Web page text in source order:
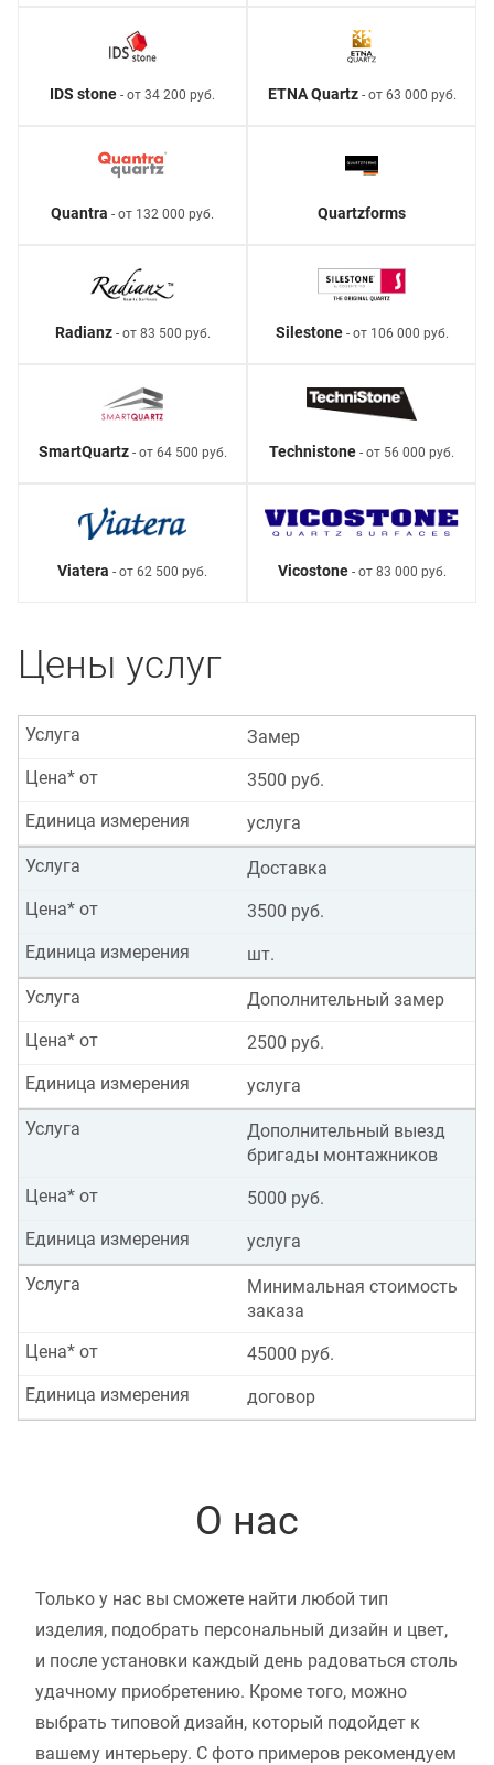
IDS stone - от 34 200 руб. ETNA Quartz- от 63 000 руб.
Quantra - от 132 000 руб. Quartzforms
Radianz- от 83 500 руб. Silestone- от 106 000 руб.
SmartQuartz- от 64 500 руб. Technistone - от 56 000 руб.
Viatera - от 62 500 руб. Vicostone- от 83 000 руб.
Цены услуг
Замер
Услуга
3500 руб.
Цена* от
услуга
Единица измерения
Доставка
Услуга
3500 руб.
Цена* от
шт.
Единица измерения
Дополнительный замер
Услуга
2500 руб.
Цена* от
услуга
Единица измерения
Дополнительный выезд
бригады монтажников
Услуга
5000 руб.
Цена* от
услуга
Единица измерения
Минимальная стоимость
заказа
Услуга
45000 руб.
Цена* от
договор
Единица измерения
О нас
Только у нас вы сможете найти любой тип
изделия, подобрать персональный дизайн и цвет,
и после установки каждый день радоваться столь
удачному приобретению. Кроме того, можно
выбрать типовой дизайн, который подойдет к
вашему интерьеру. С фото примеров рекомендуем